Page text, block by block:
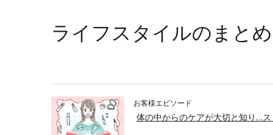
ライフスタイルのまとめ
お客様エピソード
体の中からのケアが大切と知り…